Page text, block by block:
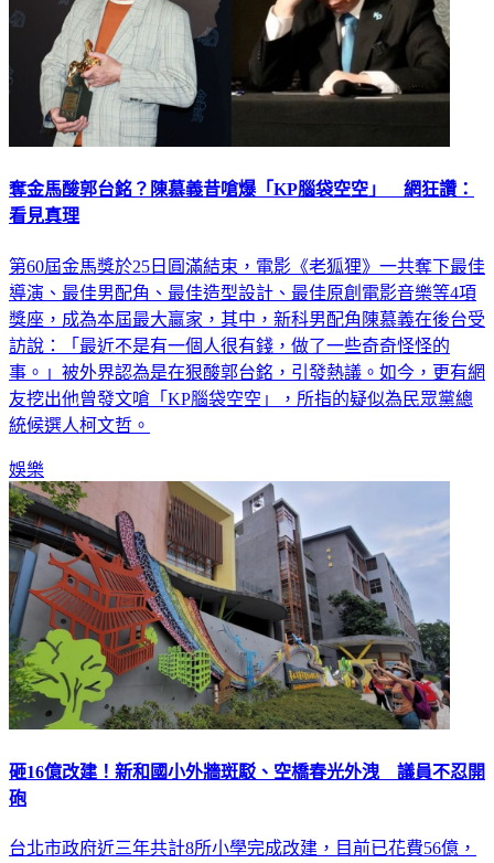
奪金馬酸郭台銘？陳慕義昔嗆爆「KP腦袋空空」 網狂讚：
看見真理
第60屆金馬獎於25日圓滿結束，電影《老狐狸》一共奪下最佳
導演、最佳男配角、最佳造型設計、最佳原創電影音樂等4項
獎座，成為本屆最大贏家，其中，新科男配角陳慕義在後台受
訪說：「最近不是有一個人很有錢，做了一些奇奇怪怪的
事。」被外界認為是在狠酸郭台銘，引發熱議。如今，更有網
友挖出他曾發文嗆「KP腦袋空空」，所指的疑似為民眾黨總
統候選人柯文哲。
娛樂
砸16億改建！新和國小外牆斑駁、空橋春光外洩 議員不忍開
砲
台北市政府近三年共計8所小學完成改建，目前已花費56億，